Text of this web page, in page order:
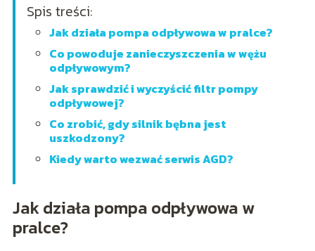
Spis treści:
Jak działa pompa odpływowa w pralce?
Co powoduje zanieczyszczenia w wężu
odpływowym?
Jak sprawdzić i wyczyścić filtr pompy
odpływowej?
Co zrobić, gdy silnik bębna jest
uszkodzony?
Kiedy warto wezwać serwis AGD?
Jak działa pompa odpływowa w
pralce?